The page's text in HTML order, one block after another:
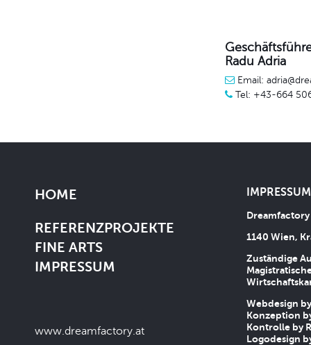
Radu Adria
Email:
Tel: +43-664
HOME
REFERENZPROJEKTE
FINE ARTS
IMPRESSUM
www.dreamfactory.at
1140 Wien,
Zuständige
Webdesign
Konzeption
Kontrolle by
Logodesign